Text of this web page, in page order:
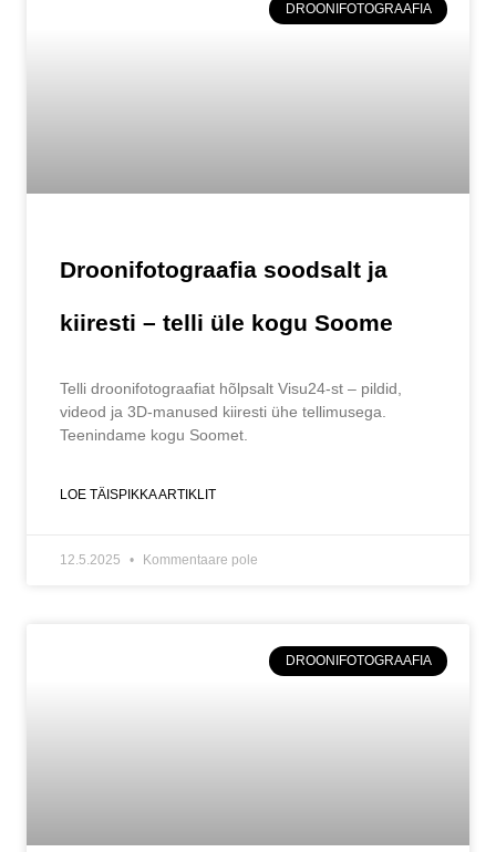
DROONIFOTOGRAAFIA
Droonifotograafia soodsalt ja
kiiresti – telli üle kogu Soome
Telli droonifotograafiat hõlpsalt Visu24-st – pildid,
videod ja 3D-manused kiiresti ühe tellimusega.
Teenindame kogu Soomet.
LOE TÄISPIKKA ARTIKLIT
12.5.2025 Kommentaare pole
DROONIFOTOGRAAFIA